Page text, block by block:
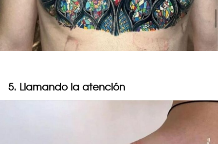
5. Llamando la atención